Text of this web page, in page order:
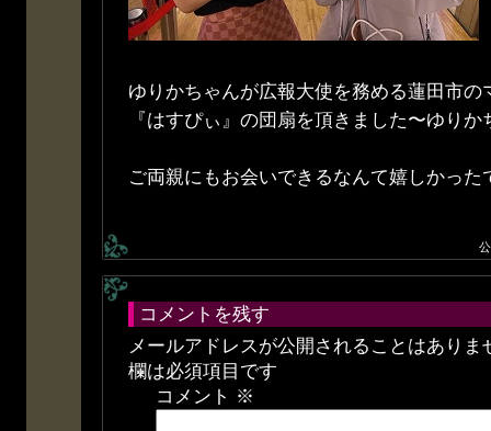
ゆりかちゃんが広報大使を務める蓮田市の
『はすぴぃ』の団扇を頂きました〜ゆり
ご両親にもお会いできるなんて嬉しかった
コメントを残す
メールアドレスが公開されることはありま
欄は必須項目です
コメント ※